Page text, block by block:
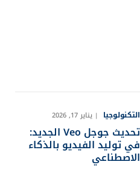
التكنولوجيا يناير 17, 2026
تحديث جوجل Veo الجديد:
في توليد الفيديو بالذكاء
الاصطناعي